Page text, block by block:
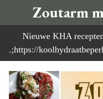
direct
naar
de
Zoutarm
Nieuwe KHA
.;https://